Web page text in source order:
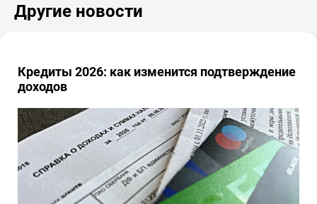
Другие новости
Кредиты 2026: как изменится подтверждение
доходов